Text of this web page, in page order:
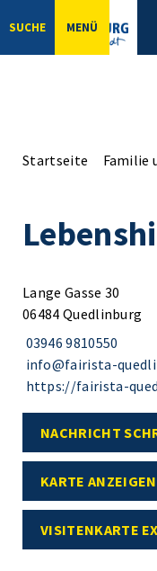
SUCHE MENÜ
Startseite Familie
Lange Gasse 30
06484 Quedlinburg
03946 9810550
info@fairista-
https://fairista-
NACHRICHT
KARTE ANZEIGEN
VISITENKARTE